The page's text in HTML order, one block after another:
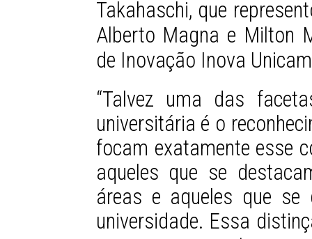
Takahaschi, que
Alberto Magna e Milton
de Inovação Inova
“Talvez uma das
universitária é o
focam exatamente esse
aqueles que se
áreas e aqueles que
universidade. Essa